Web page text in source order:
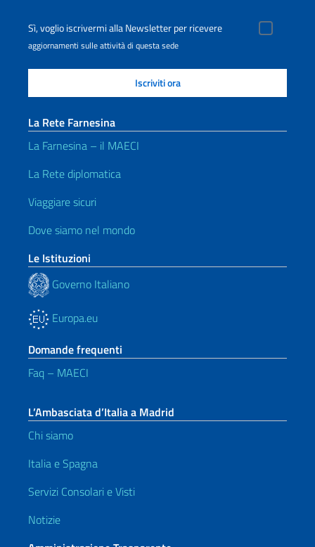
Sì, voglio iscrivermi alla Newsletter per ricevere
aggiornamenti sulle attività di questa sede
La Rete Farnesina
La Farnesina – il MAECI
La Rete diplomatica
Viaggiare sicuri
Dove siamo nel mondo
Le Istituzioni
Governo Italiano
Europa.eu
Domande frequenti
Faq – MAECI
L’Ambasciata d’Italia a Madrid
Chi siamo
Italia e Spagna
Servizi Consolari e Visti
Notizie